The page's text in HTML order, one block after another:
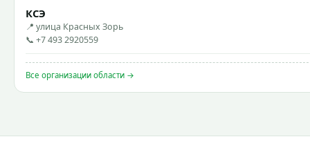
КСЭ
📍 улица Красных Зорь
📞 +7 493 2920559
Все организации области →